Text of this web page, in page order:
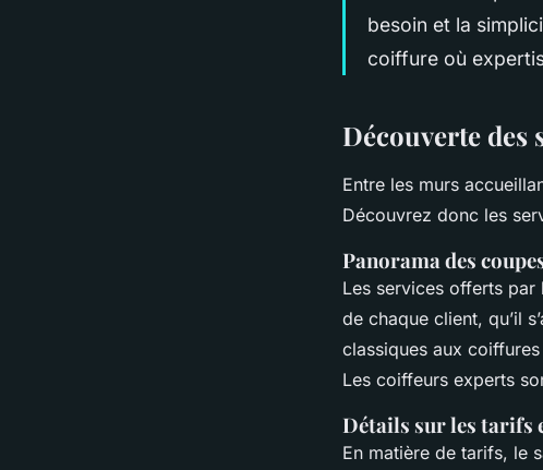
besoin et la
coiffure où
Découverte des
Entre les murs
Découvrez donc les
Panorama des
Les services offerts
de chaque client, qu’il
classiques aux
Les coiffeurs experts
Détails sur les tarifs
En matière de tarifs, le